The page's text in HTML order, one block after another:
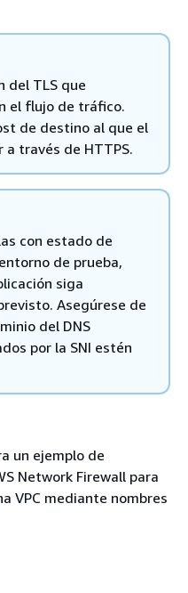
del TLS que
el flujo de tráfico.
de destino al que el
través de HTTPS.
con estado de
de prueba,
siga
Asegúrese de
del DNS
por la SNI estén
un ejemplo de
Network Firewall para
VPC mediante nombres